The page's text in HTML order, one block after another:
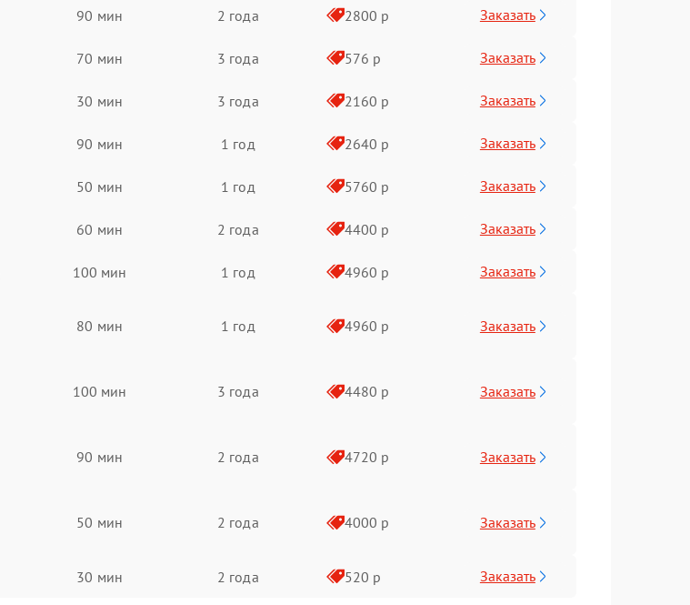
90 мин 2 года 2800 р Заказать
70 мин 3 года 576 р Заказать
30 мин 3 года 2160 р Заказать
90 мин 1 год 2640 р Заказать
50 мин 1 год 5760 р Заказать
60 мин 2 года 4400 р Заказать
100 мин 1 год 4960 р Заказать
80 мин 1 год 4960 р Заказать
100 мин 3 года 4480 р Заказать
90 мин 2 года 4720 р Заказать
50 мин 2 года 4000 р Заказать
30 мин 2 года 520 р Заказать